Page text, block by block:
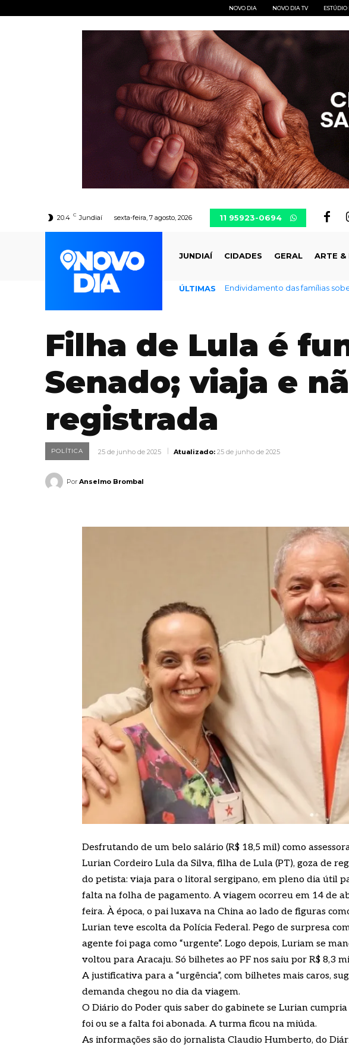
NOVO DIA NOVO DIA TV ESTÚDIO
20.4 C Jundiaí sexta-feira, 7 agosto, 2026 11 95923-0694
JUNDIAÍ CIDADES GERAL ARTE &
ÚLTIMAS Endividamento das famílias
Filha de Lula é
Senado; viaja e
registrada
POLÍTICA 25 de junho de 2025 Atualizado: 25 de junho de 2025
Por Anselmo Brombal
Desfrutando de um belo salário (R$ 18,5 mil) como
Lurian Cordeiro Lula da Silva, filha de Lula (PT), goza de
do petista: viaja para o litoral sergipano, em pleno dia útil
falta na folha de pagamento. A viagem ocorreu em 14 de
feira. À época, o pai luxava na China ao lado de figuras
Lurian teve escolta da Polícia Federal. Pego de surpresa
agente foi paga como “urgente”. Logo depois, Luriam se
voltou para Aracaju. Só bilhetes ao PF nos saiu por R$ 8,3
A justificativa para a “urgência”, com bilhetes mais caros,
demanda chegou no dia da viagem.
O Diário do Poder quis saber do gabinete se Lurian
foi ou se a falta foi abonada. A turma ficou na miúda.
As informações são do jornalista Claudio Humberto, do